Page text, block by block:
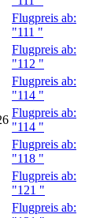
Flugpreis ab:
"111 "
Flugpreis ab:
"112 "
Flugpreis ab:
"114 "
Flugpreis ab:
"114 "
Flugpreis ab:
"118 "
Flugpreis ab:
"121 "
Flugpreis ab: